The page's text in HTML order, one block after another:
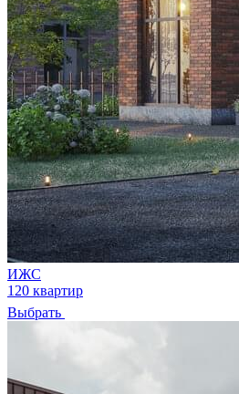
ИЖС
120 квартир
Выбрать